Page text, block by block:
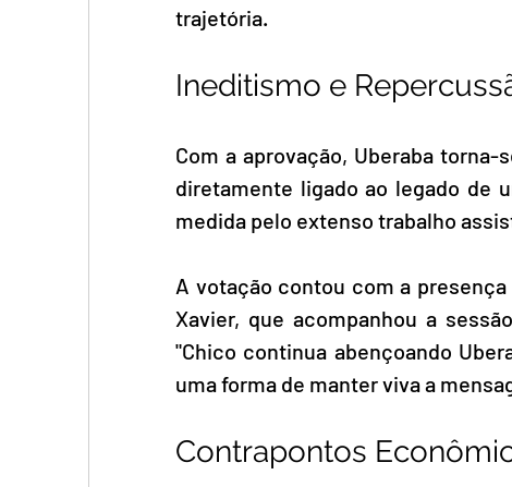
trajetória.
Ineditismo e
Com a aprovação, Uberaba
diretamente ligado ao legado de
medida pelo extenso trabalho
A votação contou com a
Xavier, que acompanhou a
"Chico continua abençoando
uma forma de manter viva a
Contrapontos